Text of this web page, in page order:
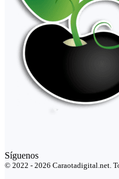
Síguenos
© 2022 - 2026 Caraotadigital.net.